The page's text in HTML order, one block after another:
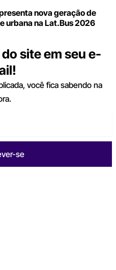
nova geração de
urbana na Lat.Bus 2026
site em seu e-
você fica sabendo na
se